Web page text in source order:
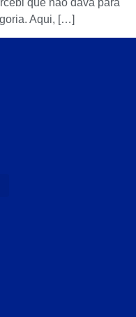
Aqui, […]